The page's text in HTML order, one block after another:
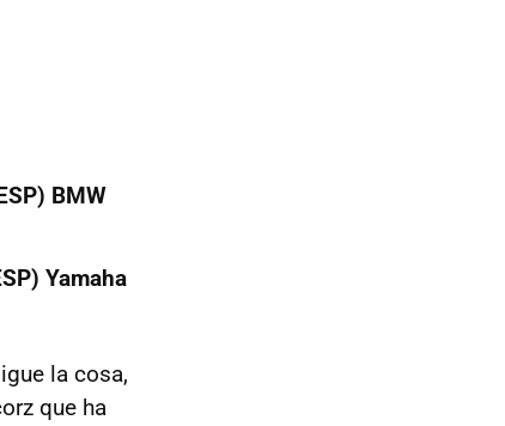
BMW
Yamaha
la cosa,
que ha